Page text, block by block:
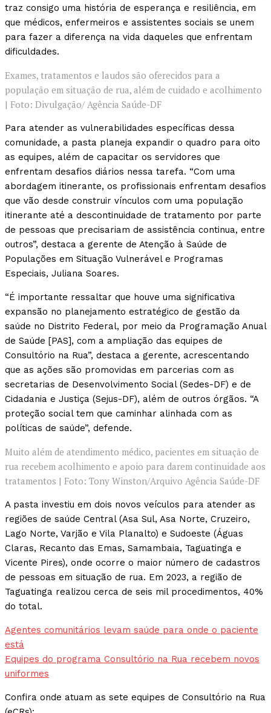
traz consigo uma história de esperança e resiliência, em
que médicos, enfermeiros e assistentes sociais se unem
para fazer a diferença na vida daqueles que enfrentam
dificuldades.
Exames, tratamentos e laudos são oferecidos para a
população em situação de rua, além de cuidado e acolhimento
| Foto: Divulgação/ Agência Saúde-DF
Para atender as vulnerabilidades específicas dessa
comunidade, a pasta planeja expandir o quadro para oito
as equipes, além de capacitar os servidores que
enfrentam desafios diários nessa tarefa. “Com uma
abordagem itinerante, os profissionais enfrentam desafios
que vão desde construir vínculos com uma população
itinerante até a descontinuidade de tratamento por parte
de pessoas que precisariam de assistência continua, entre
outros”, destaca a gerente de Atenção à Saúde de
Populações em Situação Vulnerável e Programas
Especiais, Juliana Soares.
“É importante ressaltar que houve uma significativa
expansão no planejamento estratégico de gestão da
saúde no Distrito Federal, por meio da Programação Anual
de Saúde [PAS], com a ampliação das equipes de
Consultório na Rua”, destaca a gerente, acrescentando
que as ações são promovidas em parcerias com as
secretarias de Desenvolvimento Social (Sedes-DF) e de
Cidadania e Justiça (Sejus-DF), além de outros órgãos. “A
proteção social tem que caminhar alinhada com as
políticas de saúde”, defende.
Muito além de atendimento médico, pacientes em situação de
rua recebem acolhimento e apoio para darem continuidade aos
tratamentos | Foto: Tony Winston/Arquivo Agência Saúde-DF
A pasta investiu em dois novos veículos para atender as
regiões de saúde Central (Asa Sul, Asa Norte, Cruzeiro,
Lago Norte, Varjão e Vila Planalto) e Sudoeste (Águas
Claras, Recanto das Emas, Samambaia, Taguatinga e
Vicente Pires), onde ocorre o maior número de cadastros
de pessoas em situação de rua. Em 2023, a região de
Taguatinga realizou cerca de seis mil procedimentos, 40%
do total.
Agentes comunitários levam saúde para onde o paciente
está
Equipes do programa Consultório na Rua recebem novos
uniformes
Confira onde atuam as sete equipes de Consultório na Rua